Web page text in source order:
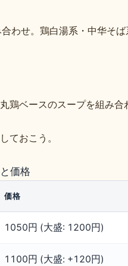
わせ。鶏白湯系・中华そば
鶏ベースのスープを組み合
ておこう。
価格
価格
1050円 (大盛: 1200円)
1100円 (大盛: +120円)